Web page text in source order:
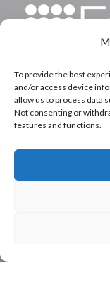
To provide the best
and/or access device
allow us to process data
Not consenting or
features and functions.